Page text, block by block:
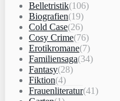
Belletristik(106)
Biografien(19)
Cold Case(26)
Cosy Crime(76)
Erotikromane(7)
Familiensaga(34)
Fantasy(28)
Fiktion(4)
Frauenliteratur(41)